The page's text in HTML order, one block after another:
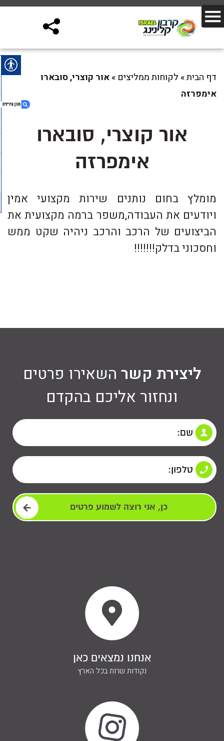
השאירו פרטים ונחזור אליכם
בהקדם
דף הבית» לקוחות ממליצים »אור קוצ רי, סובארו
אימפרזה
אור קוצ רי, סובארו
אימפרזה
מומלץ בחום נותנים שירות מקצועי אמין
ויודעים את העבודה,משפר ברמה מקצועית את
הביצועים של הרכב והרכב ניהיה שקט ממש
וחסכוני בדלק!!!!!!!
ליצירת קשר השאירו פרטים
ונחזור אליכם בהקדם
אנחנו נמצאים כאן
נקודות שרות בכל הארץ